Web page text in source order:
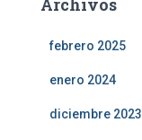
Archivos
febrero 2025
enero 2024
diciembre 2023